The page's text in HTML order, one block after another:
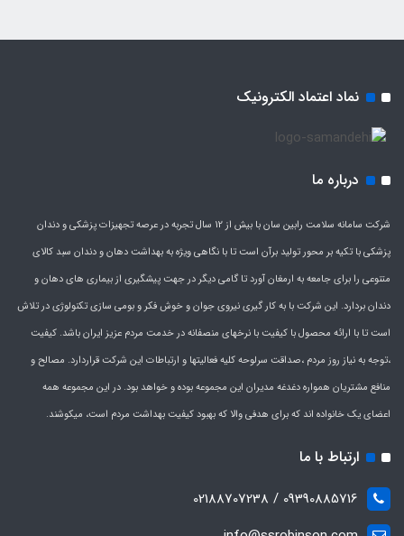
نماد اعتماد الکترونیک
درباره ما
شرکت سامانه سلامت رابین سان با بیش از 12 سال تجربه در عرصه تجهیزات پزشکی و دندان
پزشکی با تکیه بر محور تولید برآن است تا با نگاهی ویژه به بهداشت دهان و دندان سبد کالای
متنوعی را برای جامعه به ارمغان آورد تا گامی دیگر در جهت پیشگیری از بیماری های دهان و
دندان بردارد. این شرکت با به کار گیری نیروی جوان و خوش فکر و بومی سازی تکنولوژی در تلاش
است تا با ارائه محصول با کیفیت با نرخهای منصفانه در خدمت مردم عزیز ایران باشد. کیفیت
،توجه به نیاز روز مردم ،صداقت سرلوحه کلیه فعالیتها و ارتباطات این شرکت قراردارد. مصالح و
منافع مشتریان همواره دغدغه مدیران این مجموعه بوده و خواهد بود. در این مجموعه همه
اعضای یک خانواده اند که برای هدفی والا که بهبود کیفیت بهداشت مردم است، میکوشند.
ارتباط با ما
09390885716 / 02188707238